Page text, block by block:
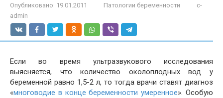
Опубликовано: 19.01.2011 Патологии беременности
c-
admin
Если во время ультразвукового исследования
выясняется, что количество околоплодных вод у
беременной равно 1,5-2 л, то тогда врачи ставят диагноз
«многоводие в конце беременности умеренное». Особую